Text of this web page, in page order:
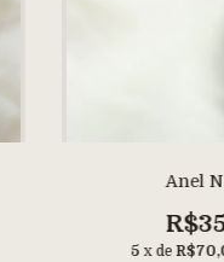
Anel
5 x de